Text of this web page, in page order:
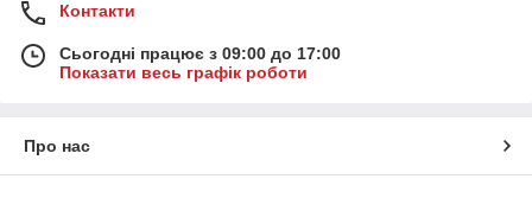
Контакти
Сьогодні працює з 09:00 до 17:00
Показати весь графік роботи
Про нас